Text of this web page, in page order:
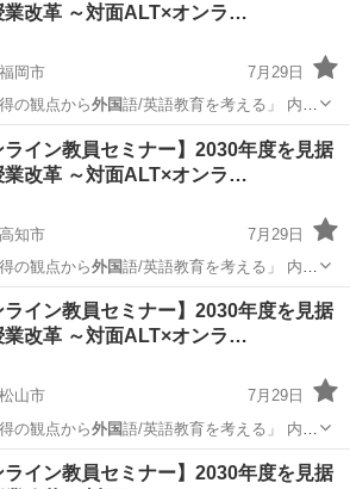
業改革 ～対面ALT×オンラ…
岡市
7月29日
の観点から外国語/英語教育を考える」 内
ナー
ライン教員セミナー】2030年度を見据
業改革 ～対面ALT×オンラ…
知市
7月29日
の観点から外国語/英語教育を考える」 内
ナー オンライン
ライン教員セミナー】2030年度を見据
業改革 ～対面ALT×オンラ…
山市
7月29日
の観点から外国語/英語教育を考える」 内
ナー
ライン教員セミナー】2030年度を見据